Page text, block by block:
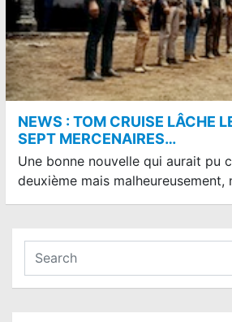
NEWS : TOM CRUISE LÂCHE
SEPT MERCENAIRES…
Une bonne nouvelle qui aurait pu
deuxième mais malheureusement,
a